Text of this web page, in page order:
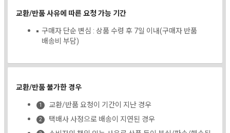
교환/반품 사유에 따른 요청 가능 기간
구매자 단순 변심 : 상품 수령 후 7일 이내(구매자 반품
배송비 부담)
교환/반품 불가한 경우
교환/반품 요청이 기간이 지난 경우
택배사 사정으로 배송이 지연된 경우